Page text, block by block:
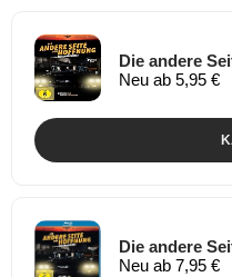
Die andere
Neu ab 5,95 €
Die andere
Neu ab 7,95 €